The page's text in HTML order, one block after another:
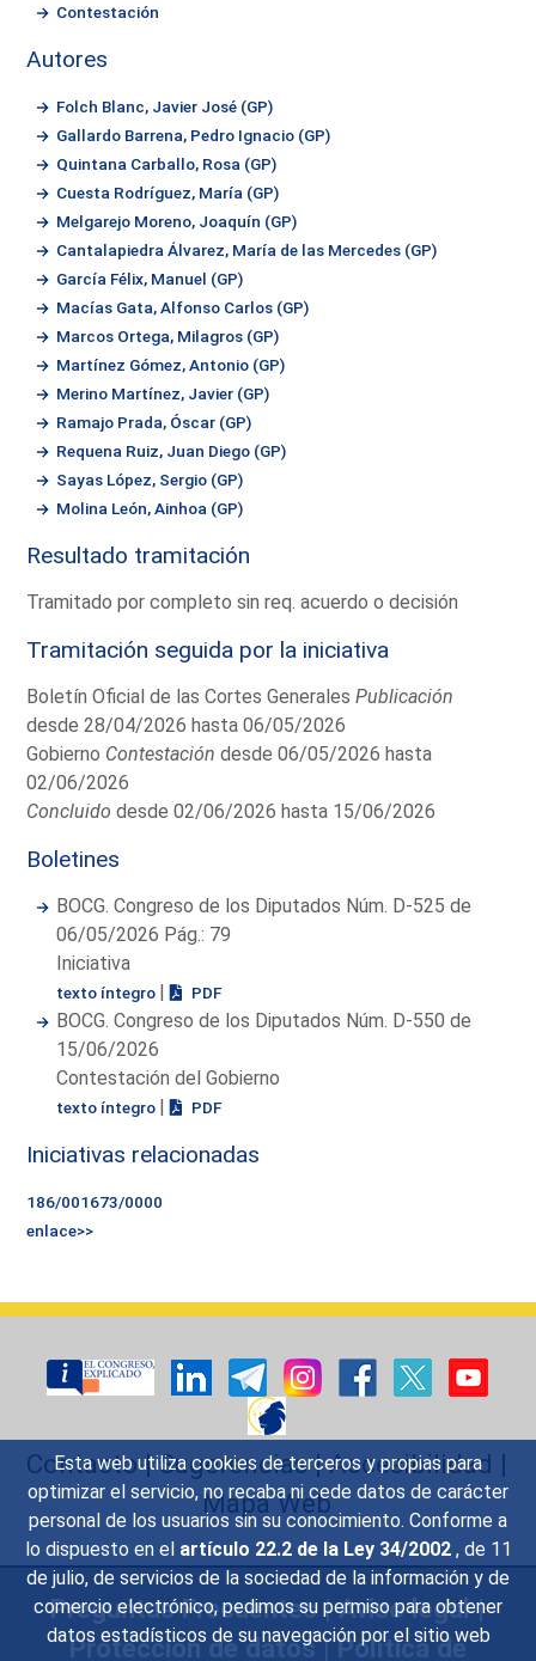
Esta web utiliza cookies de terceros y propias para
optimizar el servicio, no recaba ni cede datos de carácter
personal de los usuarios sin su conocimiento. Conforme a
lo dispuesto en el artículo 22.2 de la Ley 34/2002 , de 11
de julio, de servicios de la sociedad de la información y de
comercio electrónico, pedimos su permiso para obtener
datos estadísticos de su navegación por el sitio web
Contestación
Autores
Folch Blanc, Javier José (GP)
Gallardo Barrena, Pedro Ignacio (GP)
Quintana Carballo, Rosa (GP)
Cuesta Rodríguez, María (GP)
Melgarejo Moreno, Joaquín (GP)
Cantalapiedra Álvarez, María de las Mercedes (GP)
García Félix, Manuel (GP)
Macías Gata, Alfonso Carlos (GP)
Marcos Ortega, Milagros (GP)
Martínez Gómez, Antonio (GP)
Merino Martínez, Javier (GP)
Ramajo Prada, Óscar (GP)
Requena Ruiz, Juan Diego (GP)
Sayas López, Sergio (GP)
Molina León, Ainhoa (GP)
Resultado tramitación
Tramitado por completo sin req. acuerdo o decisión
Tramitación seguida por la iniciativa
Boletín Oficial de las Cortes GeneralesPublicación
desde 28/04/2026 hasta 06/05/2026
Gobierno Contestación desde 06/05/2026 hasta
02/06/2026
Concluido desde 02/06/2026 hasta 15/06/2026
Boletines
BOCG. Congreso de los Diputados Núm. D-525 de
06/05/2026 Pág.: 79
Iniciativa
texto íntegro | PDF
BOCG. Congreso de los Diputados Núm. D-550 de
15/06/2026
Contestación del Gobierno
texto íntegro | PDF
Iniciativas relacionadas
186/001673/0000
enlace>>
Contacto|Sugerencias|Accesibilidad |
Mapa Web
Preguntas Frecuentes|Aviso legal|
Protección de datos|Política de